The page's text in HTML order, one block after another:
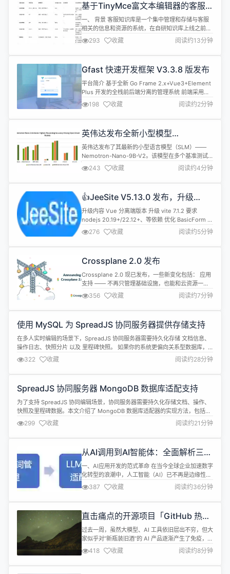
VL-MAX有关，其2025年8月13日的...
基于TinyMce富文本编辑器的客服
自研知识库的技术探索和实践｜得物
技术
一、 背景 客服知识库是一个集中管理和存储与客服
相关的信息和资源的系统，在自研知识库上线之前，
得物采用的承接工具为第三方知识库系统。伴随着业
务的发展，知识的维护体量、下游系统的使用面临的
问题愈发明显，而当前的第三方采购系统，已经较难
求，我们自研了一套客服知识库。 二、富文本编辑器
的选型 以下是经过调研后列出的多款富...
293 收藏 阅读约13分钟
Gfast 快速开发框架 V3.3.8 版发布
平台简介 基于全新 Go Frame 2.x+Vue3+Element
Plus 开发的全栈前后端分离的管理系统 前端采用
vue-next-admin 、Vue、Element UI。 特征 高生
产率：几分钟即可搭建一个后台管理系统 模块化：单
应用多系统的模式，将一个完整的应用拆分为多个系
可通过插件的方式扩...
198 收藏 阅读约2分钟
英伟达发布全新小型模型
Nemotron-Nano-9B-V2
英伟达发布了其最新的小型语言模型（SLM）——
Nemotron-Nano-9B-V2。该模型在多个基准测试
中表现出色，并在特定测试中达到了同类产品的最高
水平。 Nemotron-Nano-9B-V2的参数量为90亿，
虽然比一些数百万参数的微型模型要大，但它比之前
的120亿参数版本显著减小，并专门针对单个英伟达
A10GPU 进行了优化。英伟达 AI 模型后训...
243 收藏 阅读约4分钟
👍JeeSite V5.13.0 发布，升级
Boot3.5，Cloud2025，Vite7
升级内容 Vue 分离端版本 升级 vite 7.1.2 要求
nodejs 20.19+/22.12+、等依赖 优化 BasicForm 表
单组件，完善泛型支持 schemas、field、model
等，输入自动完成工具提示 优化 BasicTable 表格组
件，完善泛型支持 dataIndex、customRender
276 收藏 阅读约5分钟
Crossplane 2.0 发布
Crossplane 2.0 现已发布，一些新变化包括： 应用
支持 —— 不再只管理基础设施，也能和云资源一起
管理应用 更丰富的组合能力 —— 组合资源现在可以
包含任何 Kubernetes 资源，不仅限于 Crossplane
定义的资源，支持全栈抽象 默认命名空间隔离 ——
空间，隔离更好，更符合 Kub...
356 收藏 阅读约7分钟
使用 MySQL 为 SpreadJS 协同服务器提供存储支持
在多人实时编辑的场景下，SpreadJS 协同服务器需要持久化存储 文档信息、
操作日志、快照分片 以及 里程碑快照。 如果你的系统更偏向关系型数据库，
那么 MySQL 就是一个很合适的选择。 本文将带你实现 SpreadJS 协同服务器
的 MySQL 数据库适配器。 🗂️ 数据库建表设计 我们需要 4 张核心表：
documents：存储文档基本信息（文档...
322 收藏 阅读约28分钟
SpreadJS 协同服务器 MongoDB 数据库适配支持
为了支持 SpreadJS 协同编辑场景，协同服务器需要持久化存储文档、操作、
快照及里程碑数据。本文介绍了 MongoDB 数据库适配器的实现方法，包括集
合初始化、适配器接口实现以及里程碑存储支持。 一、MongoDB 集合初始化
协同编辑服务需要以下集合（Collections）来存储数据： documents：存储
文档基本信息（类型、版本号、快照版本号）...
299 收藏 阅读约21分钟
从AI调用到AI智能体：全面解析三种
AI应用的技术架构
一、AI应用开发的范式革命 在当今全球企业加速数字
化转型的浪潮中，人工智能（AI）已不再是边缘性的
技术点缀，而是深度嵌入业务流程、重塑价值创造方
式的核心驱动力。我们正见证一场深刻的范式革命：
AI正从单一的功能性工具，演变为能够理解、协作乃
AI应用的开发模式也呈现出多样化和多层次的特点。
从最基础的API调用，...
387 收藏 阅读约36分钟
直击痛点的开源项目「GitHub 热点
速览」
过去一周，虽然大模型、AI 工具依旧层出不穷，但大
家似乎对“新瓶装旧酒”的 AI 产品逐渐产生了免疫，只
有真正解决开发痛点的开源项目才能脱颖而出。 本周
值得关注的开源项目中，FastAPI-MCP 让传统 API
轻松接入 AI 工作流（MCP），Motia 则试图一站式
418 收藏 阅读约8分钟